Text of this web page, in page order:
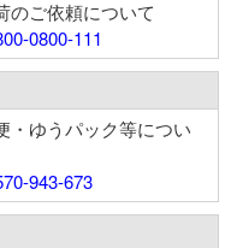
のご依頼について
0800-111
・ゆうパック等につい
943-673